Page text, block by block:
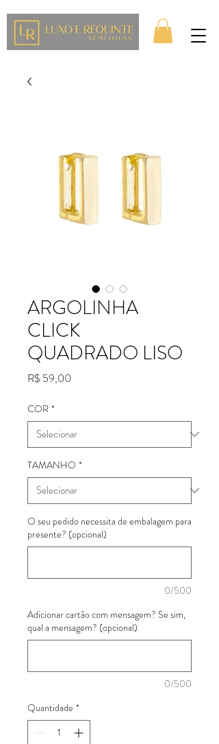
ARGOLINHA
CLICK
QUADRADO LISO
R$ 59,00
COR *
TAMANHO *
O seu pedido necessita de embalagem para
presente? (opcional)
0/500
Adicionar cartão com mensagem? Se sim,
qual a mensagem? (opcional)
0/500
Quantidade *